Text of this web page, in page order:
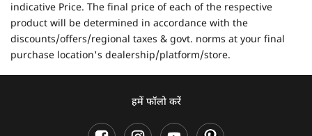
indicative Price. The final price of each of the respective
product will be determined in accordance with the
discounts/offers/regional taxes & govt. norms at your final
purchase location's dealership/platform/store.
हमें फॉलो करें